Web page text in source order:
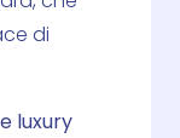
di
luxury